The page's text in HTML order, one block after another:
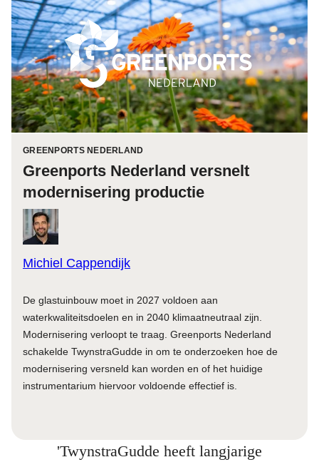
GREENPORTS NEDERLAND
Greenports Nederland versnelt
modernisering productie
Michiel Cappendijk
De glastuinbouw moet in 2027 voldoen aan
waterkwaliteitsdoelen en in 2040 klimaatneutraal zijn.
Modernisering verloopt te traag. Greenports Nederland
schakelde TwynstraGudde in om te onderzoeken hoe de
modernisering versneld kan worden en of het huidige
instrumentarium hiervoor voldoende effectief is.
'TwynstraGudde heeft langjarige